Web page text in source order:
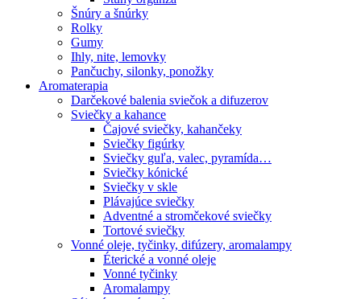
Šnúry a šnúrky
Rolky
Gumy
Ihly, nite, lemovky
Pančuchy, silonky, ponožky
Aromaterapia
Darčekové balenia sviečok a difuzerov
Sviečky a kahance
Čajové sviečky, kahančeky
Sviečky figúrky
Sviečky guľa, valec, pyramída…
Sviečky kónické
Sviečky v skle
Plávajúce sviečky
Adventné a stromčekové sviečky
Tortové sviečky
Vonné oleje, tyčinky, difúzery, aromalampy
Éterické a vonné oleje
Vonné tyčinky
Aromalampy